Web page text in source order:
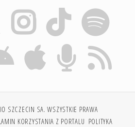
SZCZECIN SA. WSZYSTKIE PRAWA
KORZYSTANIA Z PORTALU POLITYKA